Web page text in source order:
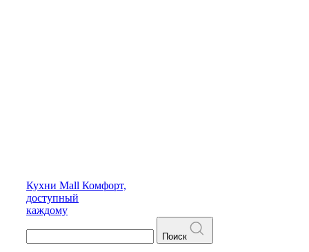
Кухни Mall Комфорт,
доступный
каждому
Поиск